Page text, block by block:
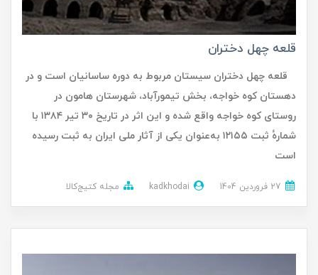
قلعه چهل دختران
قلعه چهل دختران سیستان مربوط به دوره ساسانیان است و در
دهستان کوه خواجه، بخش تیمورآباد، شهرستان هامون در
روستای کوه خواجه واقع شده و این اثر در تاریخ ۳۰ تیر ۱۳۸۴ با
شمارهٔ ثبت ۱۲۱۵۵ به‌عنوان یکی از آثار ملی ایران به ثبت رسیده
است
kadkhodai مجله کتیج‌کالا